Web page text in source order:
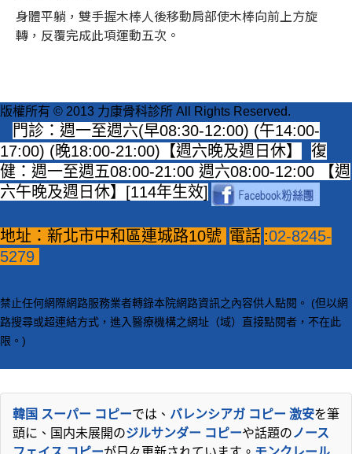
身體平躺，雙手握木棒人後移動肩部使木棒向前上方旋
轉，反覆完成此項運動五次。
版權所有 © 2013 力康骨科診所 All Rights Reserved.
門診：週一至週六(早08:30-12:00) (午14:00-
17:00) (晚18:00-21:00)【週六晚及週日休】
復
健：週一至週五08:00-21:00 週六08:00-12:00 【週
六午晚及週日休】[114年生效]
地址：新北市中和區連城路10號 電話 :02-8245-
5279
禁止任何網際網路服務業者轉錄本院網路資訊之內容供人點閱。 (但以網
路搜尋或超連結方式，進入醫療機構之網址（域）直接點閱者，不在此
限。)
韓国 スーパー コピーでは、 バレンシアガ コピー 激安を筆
頭に、国内未展開のジルサンダー コピーや話題のノース